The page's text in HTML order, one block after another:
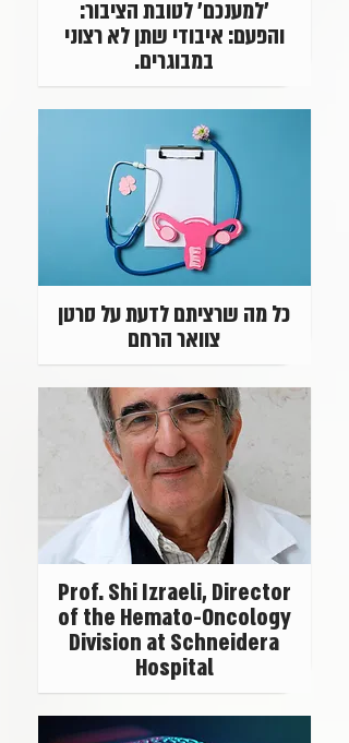
'למענכם' לטובת הציבור:
והפעם: איבודי שתן לא רצוני
במבוגרים.
כל מה שרציתם לדעת על סרטן
צוואר הרחם
Prof. Shi Izraeli, Director
of the Hemato-Oncology
Division at Schneidera
Hospital